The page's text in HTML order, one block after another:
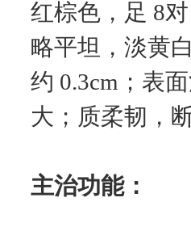
红棕色，足 8
略平坦，淡黄
约 0.3cm；表
大；质柔韧，
主治功能：